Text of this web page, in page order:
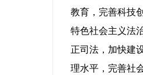
教育，完善科技
特色社会主义法
正司法，加快建
理水平，完善社